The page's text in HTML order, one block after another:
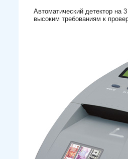
Автоматический детектор
высоким требованиям к